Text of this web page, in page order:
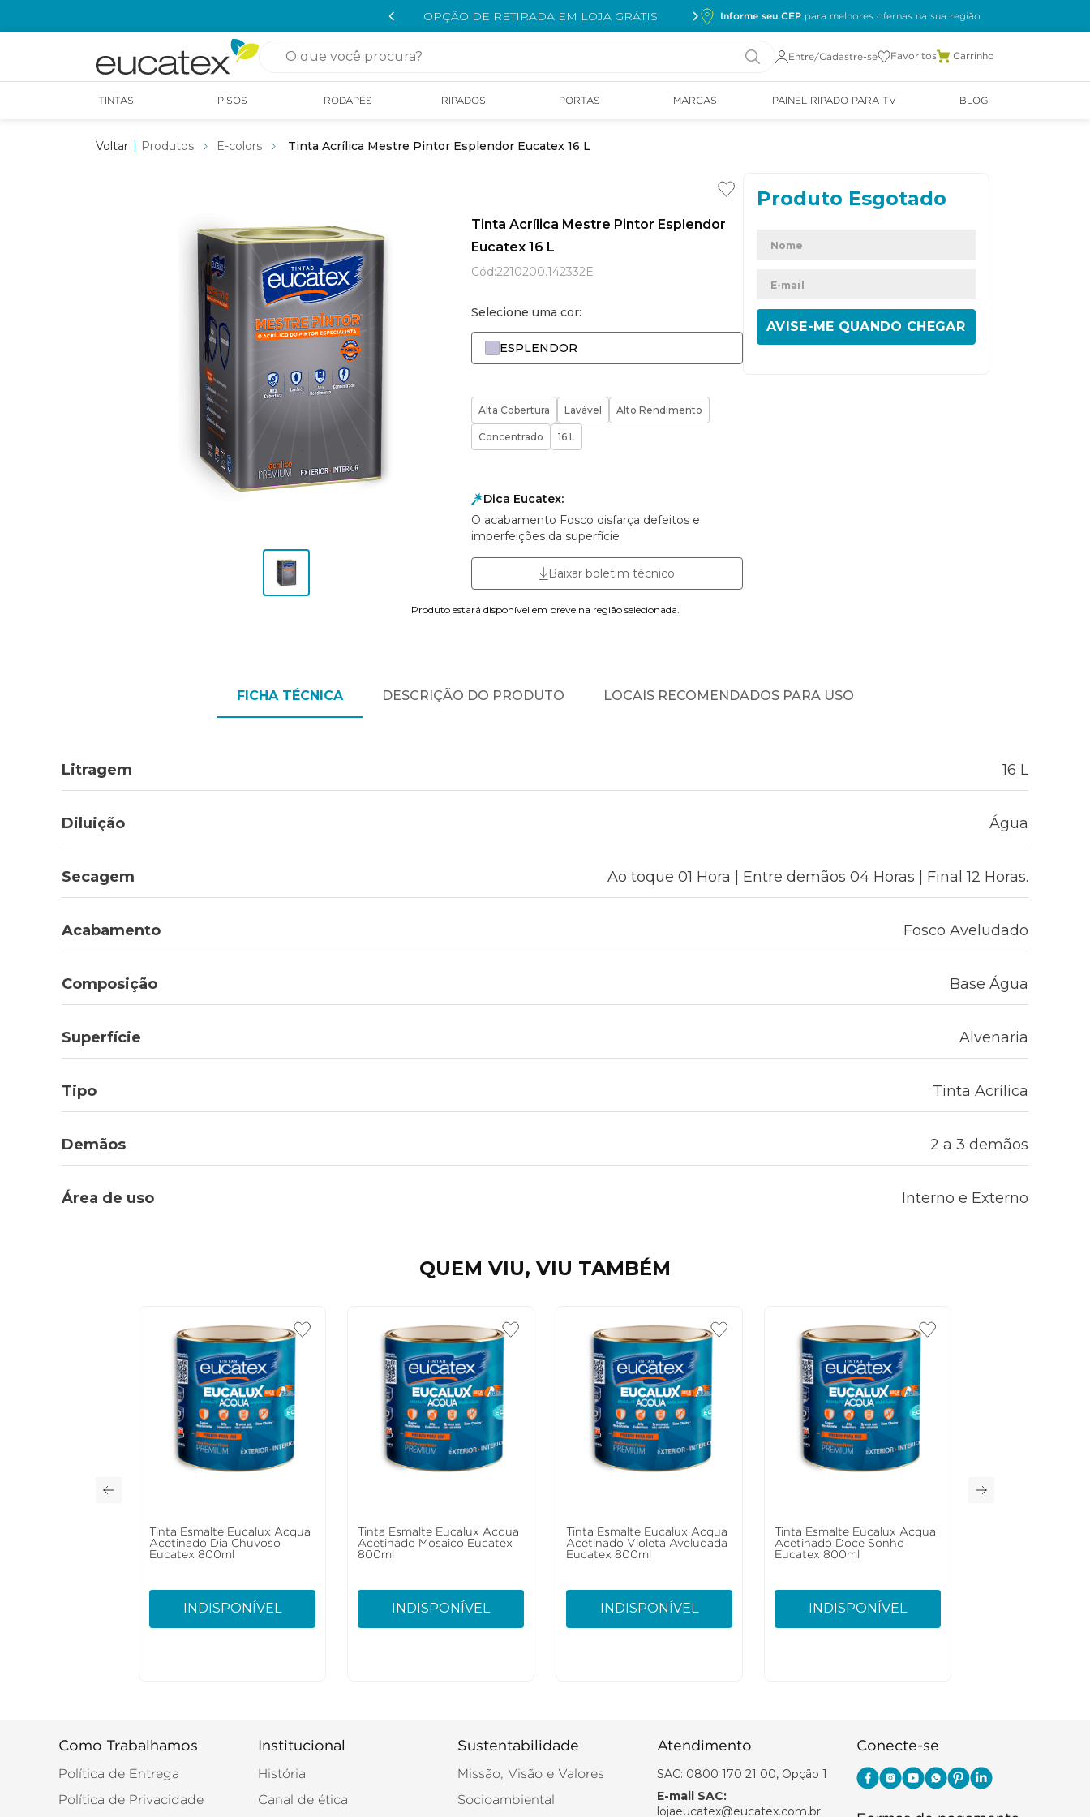
OPÇÃO DE RETIRADA EM LOJA GRÁTIS Informe seu CEP
O que você procura?
Entre/Cadastre-se Favoritos
TINTAS PISOS RODAPÉS RIPADOS PORTAS MARCAS PAINEL RIPADO PARA TV BLOG
Produtos E-colors Tinta Acrílica Mestre Pintor Esplendor Eucatex 16 L
Tinta Acrílica Mestre Pintor Esplendor
Eucatex 16 L
Cód:2210200.142332E
Selecione uma cor:
ESPLENDOR
Alta Cobertura Lavável Alto Rendimento
Concentrado 16 L
Dica Eucatex:
O acabamento Fosco disfarça defeitos e
imperfeições da superfície
Baixar boletim técnico
ENVIAR
Produto estará disponível em breve na região selecionada.
FICHA TÉCNICA DESCRIÇÃO DO PRODUTO LOCAIS RECOMENDADOS PARA USO
Litragem 16 L
Diluição Água
Secagem Ao toque 01 Hora | Entre demãos 04 Horas | Final 12 Horas.
Acabamento Fosco Aveludado
Composição Base Água
Superfície Alvenaria
Tipo Tinta Acrílica
Demãos 2 a 3 demãos
Área de uso Interno e Externo
QUEM VIU, VIU TAMBÉM
Tinta Esmalte Eucalux Acqua
Acetinado Dia Chuvoso
Eucatex 800ml
INDISPONÍVEL
Tinta Esmalte Eucalux Acqua
Acetinado Mosaico Eucatex
800ml
INDISPONÍVEL
Tinta Esmalte Eucalux Acqua
Acetinado Violeta Aveludada
Eucatex 800ml
INDISPONÍVEL
Tinta Esmalte Eucalux Acqua
Acetinado Doce Sonho
Eucatex 800ml
INDISPONÍVEL
Como Trabalhamos
Política de Entrega
Política de Privacidade
Institucional
História
Canal de ética
Sustentabilidade
Missão, Visão e Valores
Socioambiental
Atendimento
SAC: 0800 170 21 00, Opção 1
E-mail SAC:
lojaeucatex@eucatex.com.br
Conecte-se